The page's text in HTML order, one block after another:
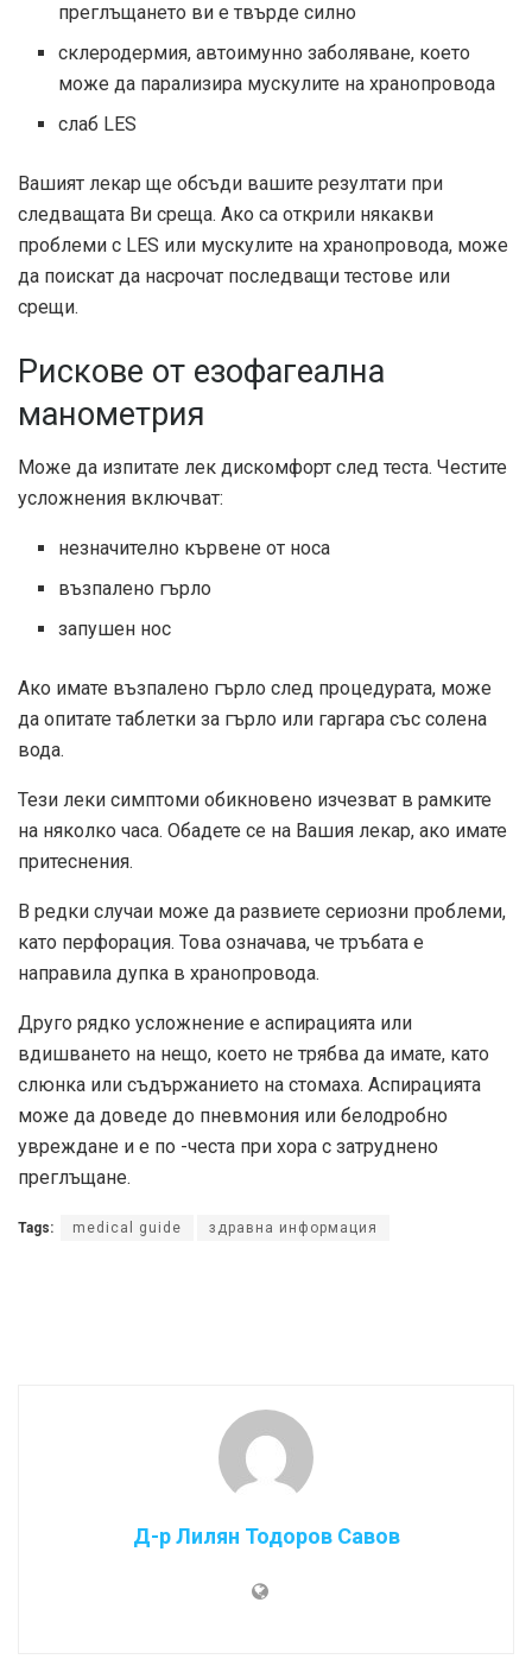
преглъщането ви е твърде силно
склеродермия, автоимунно заболяване, което
може да парализира мускулите на хранопровода
слаб LES
Вашият лекар ще обсъди вашите резултати при
следващата Ви среща. Ако са открили някакви
проблеми с LES или мускулите на хранопровода, може
да поискат да насрочат последващи тестове или
срещи.
Рискове от езофагеална
манометрия
Може да изпитате лек дискомфорт след теста. Честите
усложнения включват:
незначително кървене от носа
възпалено гърло
запушен нос
Ако имате възпалено гърло след процедурата, може
да опитате таблетки за гърло или гаргара със солена
вода.
Тези леки симптоми обикновено изчезват в рамките
на няколко часа. Обадете се на Вашия лекар, ако имате
притеснения.
В редки случаи може да развиете сериозни проблеми,
като перфорация. Това означава, че тръбата е
направила дупка в хранопровода.
Друго рядко усложнение е аспирацията или
вдишването на нещо, което не трябва да имате, като
слюнка или съдържанието на стомаха. Аспирацията
може да доведе до пневмония или белодробно
увреждане и е по -честа при хора с затруднено
преглъщане.
Tags: medical guide здравна информация
Д-р Лилян Тодоров Савов